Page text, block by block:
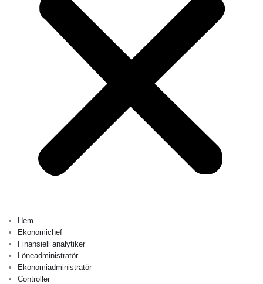
Hem
Ekonomichef
Finansiell analytiker
Löneadministratör
Ekonomiadministratör
Controller